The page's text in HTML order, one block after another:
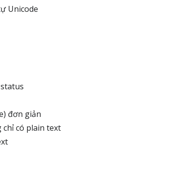
Unicode
đơn giản
có plain text